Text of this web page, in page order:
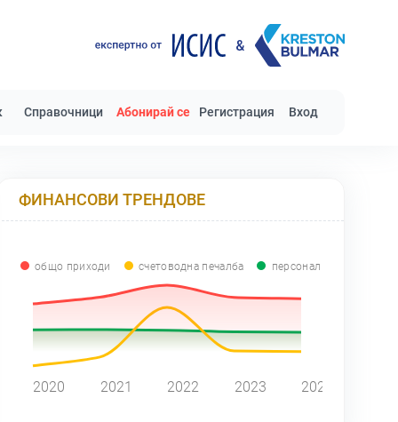
Справочници Абонирай се Регистрация Вход
ФИНАНСОВИ ТРЕНДОВЕ
общо приходи счетоводна печалба персонал
2020 2021 2022 2023 2024